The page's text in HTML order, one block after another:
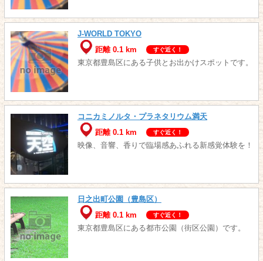
J-WORLD TOKYO
距離 0.1 km
すぐ近く！
東京都豊島区にある子供とお出かけスポットです。
コニカミノルタ・プラネタリウム満天
距離 0.1 km
すぐ近く！
映像、音響、香りで臨場感あふれる新感覚体験を！
日之出町公園（豊島区）
距離 0.1 km
すぐ近く！
東京都豊島区にある都市公園（街区公園）です。